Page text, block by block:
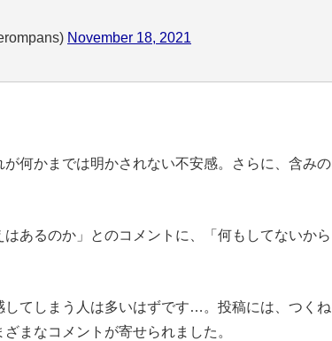
November 18, 2021
何かまでは明かされない不安感。さらに、含みの
あるのか」とのコメントに、「何もしてないから
てしまう人は多いはずです…。投稿には、つくね
まなコメントが寄せられました。